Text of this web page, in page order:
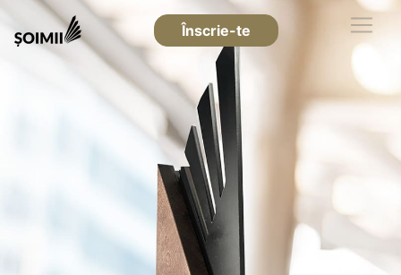
Înscrie-te